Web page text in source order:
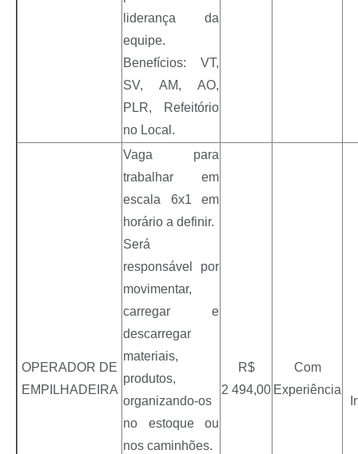
liderança da
equipe.
Benefícios: VT,
SV, AM, AO,
PLR, Refeitório
no Local.
OPERADOR DE
EMPILHADEIRA
Vaga para
trabalhar em
escala 6x1 em
horário a definir.
Será
responsável por
movimentar,
carregar e
descarregar
materiais,
produtos,
organizando-os
no estoque ou
nos caminhões.
R$
2 494,00
Com
Experiência